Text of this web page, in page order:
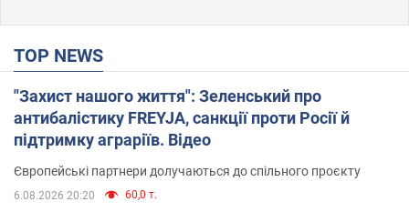
TOP NEWS
"Захист нашого життя": Зеленський про
антибалістику FREYJA, санкції проти Росії й
підтримку аграріїв. Відео
Європейські партнери долучаються до спільного проєкту
6.08.2026 20:20 60,0 т.